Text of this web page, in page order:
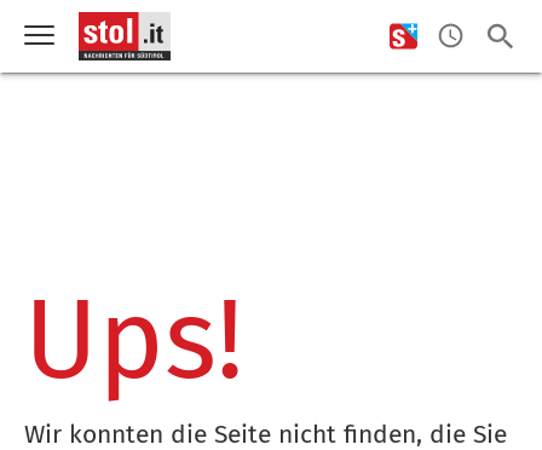
Ups!
Wir konnten die Seite nicht finden, die Sie